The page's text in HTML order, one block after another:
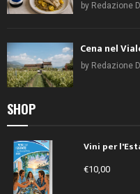
by Redazione
Cena nel
by Redazione
SHOP
Vini per
€10,00